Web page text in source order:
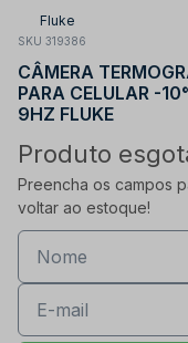
Fluke
SKU 319386
CÂMERA
PARA CELULAR -
9HZ FLUKE
Produto
Preencha os campos
voltar ao estoque!